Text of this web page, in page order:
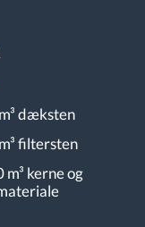
dæksten
filtersten
m³ kerne og